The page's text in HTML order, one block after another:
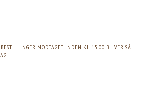
MODTAGET INDEN KL. 15.00 BLIVER SÅ